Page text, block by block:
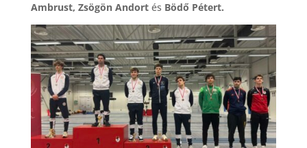
Ambrust, Zsögön Andortés Bödő Pétert.